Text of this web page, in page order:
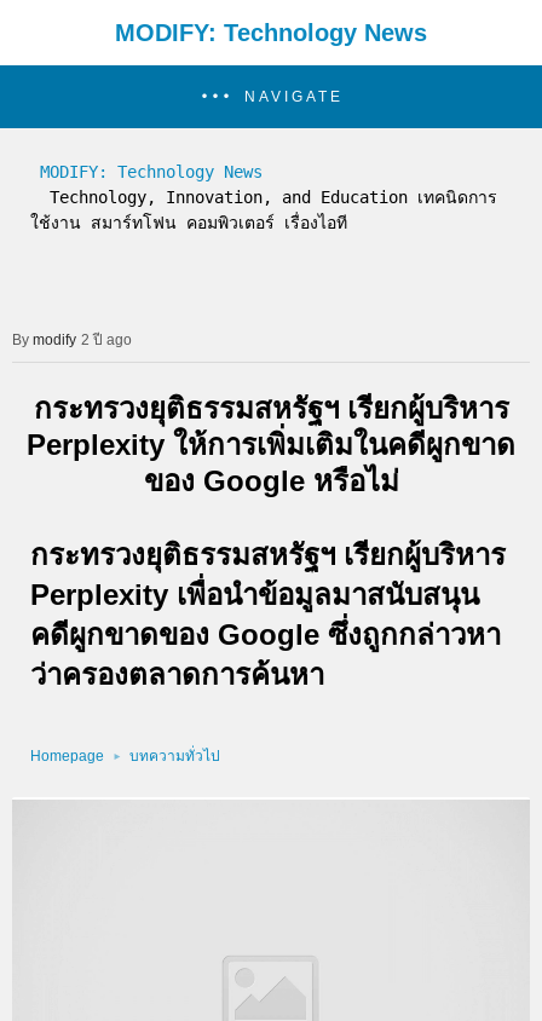
MODIFY: Technology News
NAVIGATE
MODIFY: Technology News
ใช้งาน สมาร์ทโฟน คอมพิวเตอร์ เรื่องไอที
modify 2 ปี ago
กระทรวงยุติธรรมสหรัฐฯ เรียกผู้บริหาร
Perplexity ให้การเพิ่มเติมในคดีผูกขาด
ของ Google หรือไม่
กระทรวงยุติธรรมสหรัฐฯ เรียกผู้บริหาร
Perplexity เพื่อนำข้อมูลมาสนับสนุน
คดีผูกขาดของ Google ซึ่งถูกกล่าวหา
ว่าครองตลาดการค้นหา
Homepage บทความทั่วไป